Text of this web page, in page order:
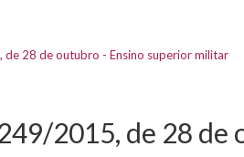
de 28 de outubro - Ensino superior militar
2015, de 28 de